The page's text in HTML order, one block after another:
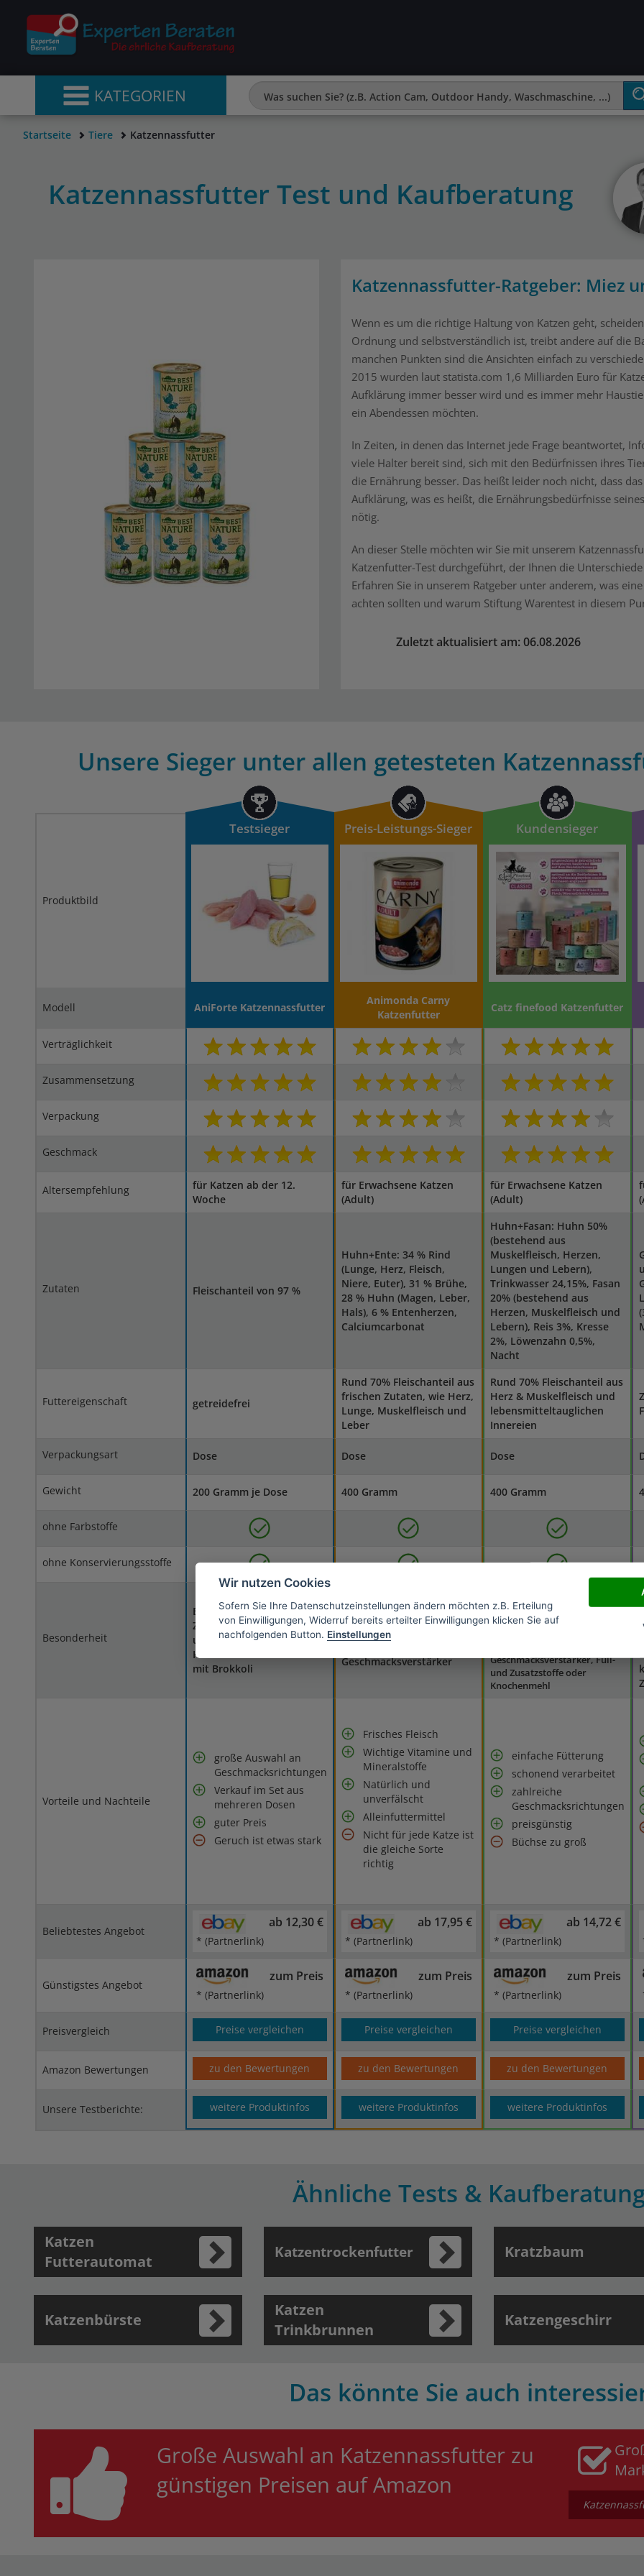
KATEGORIEN
Startseite Tiere Katzennassfutter
Katzennassfutter Test und Kaufberatung
Katzennassfutter-Ratgeber: Miez
Wenn es um die richtige Haltung von Katzen geht,
Ordnung und selbstverständlich ist, treibt andere auf die
manchen Punkten sind die Ansichten einfach zu
2015 wurden laut statista.com 1,6 Milliarden Euro für
Aufklärung immer besser wird und es immer mehr
ein Abendessen möchten.
In Zeiten, in denen das Internet jede Frage beantwortet,
viele Halter bereit sind, sich mit den Bedürfnissen ihres
die Ernährung besser. Das heißt leider noch nicht, dass
Aufklärung, was es heißt, die Ernährungsbedürfnisse
nötig.
An dieser Stelle möchten wir Sie mit unserem
Katzenfutter-Test durchgeführt, der Ihnen die
Erfahren Sie in unserem Ratgeber unter anderem, was
achten sollten und warum Stiftung Warentest in diesem
Zuletzt aktualisiert am: 06.08.2026
Unsere Sieger unter allen getesteten
Produktbild
Testsieger Preis-Leistungs-Sieger Kundensieger
Modell AniForte Katzennassfutter
Animonda Carny
Katzenfutter
Catz finefood Katzenfutter
Verträglichkeit
Zusammensetzung
Verpackung
Geschmack
Altersempfehlung
für Katzen ab der 12.
Woche
für Erwachsene Katzen
(Adult)
für Erwachsene Katzen
(Adult)
Zutaten Fleischanteil von 97 %
Huhn+Ente: 34 % Rind
(Lunge, Herz, Fleisch,
Niere, Euter), 31 % Brühe,
28 % Huhn (Magen, Leber,
Hals), 6 % Entenherzen,
Calciumcarbonat
Huhn+Fasan: Huhn 50%
(bestehend aus
Muskelfleisch, Herzen,
Lungen und Lebern),
Trinkwasser 24,15%, Fasan
20% (bestehend aus
Herzen, Muskelfleisch und
Lebern), Reis 3%, Kresse
2%, Löwenzahn 0,5%,
Nacht
Futtereigenschaft getreidefrei
Rund 70% Fleischanteil aus
frischen Zutaten, wie Herz,
Lunge, Muskelfleisch und
Leber
Rund 70% Fleischanteil aus
Herz & Muskelfleisch und
lebensmitteltauglichen
Innereien
Verpackungsart Dose Dose Dose
Gewicht 200 Gramm je Dose 400 Gramm 400 Gramm
ohne Farbstoffe
ohne Konservierungsstoffe
Besonderheit
Erhältlich in den Sorten
Zartes Huhn, Feiner Lachs
und Pute, Truthahn und
Kaninchen sowie Truthahn
mit Brokkoli
Ohne Soja, ohne
gentechnisch veränderten
Geschmacksverstärker
Katzen-
Ernährungswissenschaftlern
Geschmacksverstärker, Füll-
und Zusatzstoffe oder
Knochenmehl
Vorteile und Nachteile
große Auswahl an
Geschmacksrichtungen
Verkauf im Set aus
mehreren Dosen
guter Preis
Geruch ist etwas stark
Frisches Fleisch
Wichtige Vitamine und
Mineralstoffe
Natürlich und
unverfälscht
Alleinfuttermittel
Nicht für jede Katze ist
die gleiche Sorte
richtig
einfache Fütterung
schonend verarbeitet
zahlreiche
Geschmacksrichtungen
preisgünstig
Büchse zu groß
Beliebtestes Angebot
ab 12,30 €
* (Partnerlink)
ab 17,95 €
* (Partnerlink)
ab 14,72 €
* (Partnerlink)
Günstigstes Angebot
zum Preis
* (Partnerlink)
zum Preis
* (Partnerlink)
zum Preis
* (Partnerlink)
Preisvergleich Preise vergleichen Preise vergleichen Preise vergleichen
Amazon Bewertungen zu den Bewertungen zu den Bewertungen zu den Bewertungen
Unsere Testberichte: weitere Produktinfos weitere Produktinfos weitere Produktinfos
Ähnliche Tests &
Katzen
Futterautomat
Katzentrockenfutter Kratzbaum
Katzenbürste
Katzen
Trinkbrunnen
Katzengeschirr
Das könnte Sie auch
Große Auswahl an Katzennassfutter zu
günstigen Preisen auf Amazon
Wir nutzen Cookies
Sofern Sie Ihre Datenschutzeinstellungen ändern möchten z.B. Erteilung
von Einwilligungen, Widerruf bereits erteilter Einwilligungen klicken Sie auf
nachfolgenden Button. Einstellungen